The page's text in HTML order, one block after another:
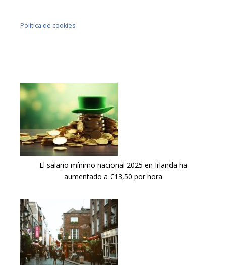
Política de cookies
El salario mínimo nacional 2025 en Irlanda ha
aumentado a €13,50 por hora